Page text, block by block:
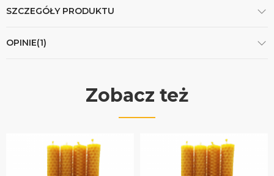
SZCZEGÓŁY PRODUKTU
OPINIE(1)
Zobacz też